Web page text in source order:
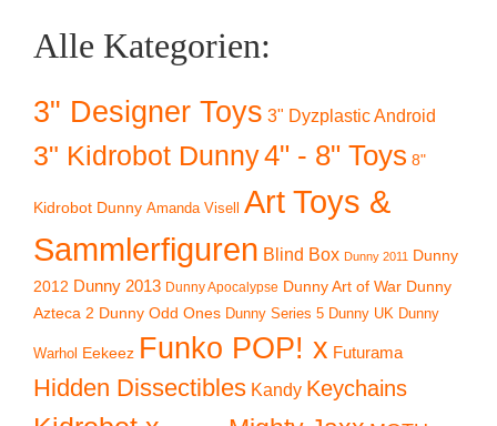
Alle Kategorien:
3" Designer Toys 3" Dyzplastic Android
3" Kidrobot Dunny4" - 8" Toys 8"
Kidrobot Dunny Amanda Visell Art Toys &
Sammlerfiguren Blind Box Dunny 2011 Dunny
2012 Dunny 2013 Dunny Apocalypse Dunny Art of War Dunny
Azteca 2 Dunny Odd Ones Dunny Series 5 Dunny UK Dunny
Warhol Eekeez Funko POP! x Futurama
Hidden Dissectibles Kandy Keychains